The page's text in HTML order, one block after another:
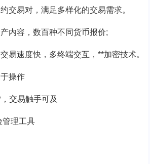
交易对，满足多样化的交易需求。
内容，数百种不同货币报价;
易速度快，多终端交互，**加密技术。
操作
交易触手可及
管理工具